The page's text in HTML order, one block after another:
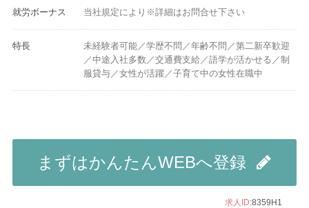
就労ボーナス 当社規定により※詳細はお問合せ下さい
特長
未経験者可能／学歴不問／年齢不問／第二新卒歓迎
／中途入社多数／交通費支給／語学が活かせる／制
服貸与／女性が活躍／子育て中の女性在職中
まずはかんたんWEBへ登録
求人ID:8359H1